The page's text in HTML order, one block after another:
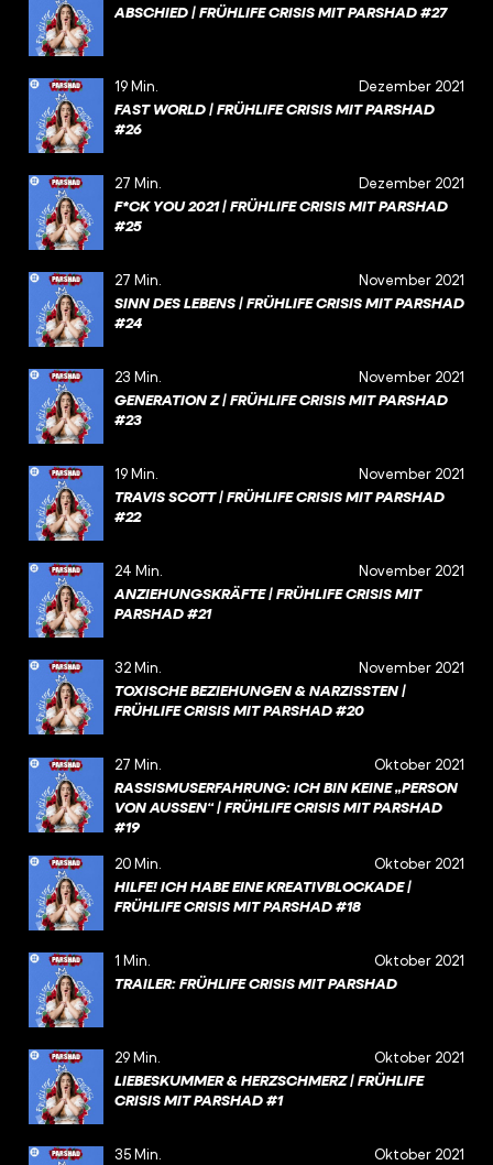
ABSCHIED | FRÜHLIFE CRISIS MIT PARSHAD #27
19 Min. Dezember 2021
FAST WORLD | FRÜHLIFE CRISIS MIT PARSHAD
#26
27 Min. Dezember 2021
F*CK YOU 2021 | FRÜHLIFE CRISIS MIT PARSHAD
#25
27 Min. November 2021
SINN DES LEBENS | FRÜHLIFE CRISIS MIT PARSHAD
#24
23 Min. November 2021
GENERATION Z | FRÜHLIFE CRISIS MIT PARSHAD
#23
19 Min. November 2021
TRAVIS SCOTT | FRÜHLIFE CRISIS MIT PARSHAD
#22
24 Min. November 2021
ANZIEHUNGSKRÄFTE | FRÜHLIFE CRISIS MIT
PARSHAD #21
32 Min. November 2021
TOXISCHE BEZIEHUNGEN & NARZISSTEN |
FRÜHLIFE CRISIS MIT PARSHAD #20
27 Min. Oktober 2021
RASSISMUSERFAHRUNG: ICH BIN KEINE „PERSON
VON AUSSEN“ | FRÜHLIFE CRISIS MIT PARSHAD #
19
20 Min. Oktober 2021
HILFE! ICH HABE EINE KREATIVBLOCKADE |
FRÜHLIFE CRISIS MIT PARSHAD #18
1 Min. Oktober 2021
TRAILER: FRÜHLIFE CRISIS MIT PARSHAD
29 Min. Oktober 2021
LIEBESKUMMER & HERZSCHMERZ | FRÜHLIFE
CRISIS MIT PARSHAD #1
35 Min. Oktober 2021